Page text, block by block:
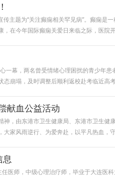
主题为“关注癫痫相关罕见病”。癫痫是
在今年国际癫痫关爱日来临之际，医院
幕，两名曾受情绪心理困扰的青少年
崩塌，及时调整后顺利返校赴考临近高
献血公益活动
，由东港市卫生健康局、东港市卫生
家风雨逆行、为爱奔赴，以平凡热血，
息
医师，中级心理治疗师，毕业于大连